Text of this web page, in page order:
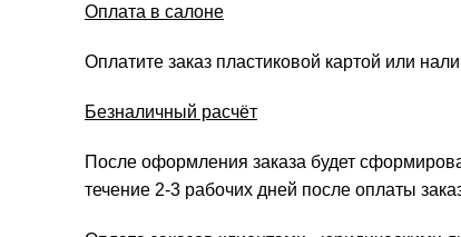
Оплата в салоне
Оплатите заказ пластиковой картой или
Безналичный расчёт
После оформления заказа будет
течение 2-3 рабочих дней после оплаты